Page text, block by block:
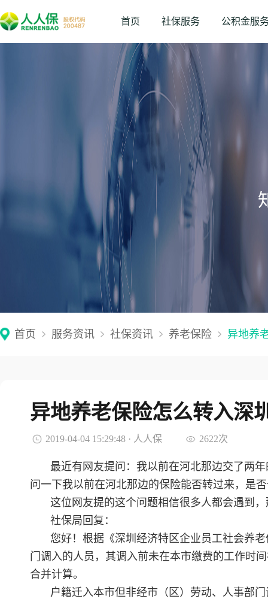
首页 社保服务 公积金服
首页 服务资讯 社保资讯 养老保险 异地养
异地养老保险怎么转入深
2019-04-04 15:29:48 · 人人保 2622次
最近有网友提问：我以前在河北那边交了两
问一下我以前在河北那边的保险能否转过来，是
这位网友提的这个问题相信很多人都会遇到
社保局回复：
您好！根据《深圳经济特区企业员工社会养
门调入的人员，其调入前未在本市缴费的工作时
合并计算。
户籍迁入本市但非经市（区）劳动、人事部